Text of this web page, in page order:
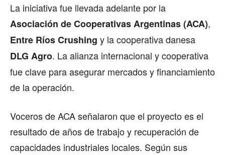
La iniciativa fue llevada adelante por la
Asociación de Cooperativas Argentinas (ACA),
Entre Ríos Crushing y la cooperativa danesa
DLG Agro. La alianza internacional y cooperativa
fue clave para asegurar mercados y financiamiento
de la operación.
Voceros de ACA señalaron que el proyecto es el
resultado de años de trabajo y recuperación de
capacidades industriales locales. Según sus